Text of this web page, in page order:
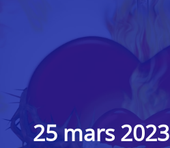
25 mars 2023